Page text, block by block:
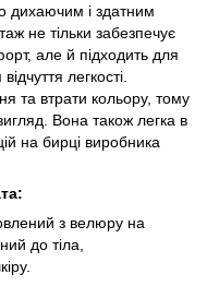
дихаючим і здатним
не тільки забезпечує
але й підходить для
легкості.
та втрати кольору, тому
Вона також легка в
на бирці виробника
з велюру на
до тіла,